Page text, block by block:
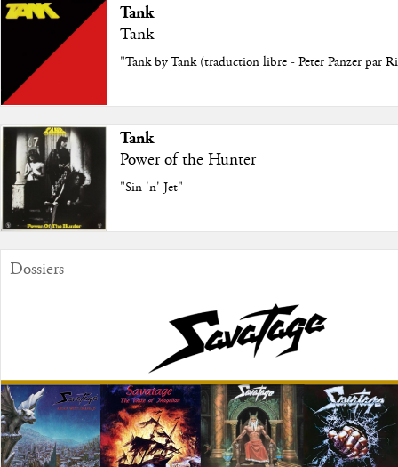
Tank
Tank
"Tank by Tank (traduction libre - Peter Panzer par
Tank
Power of the Hunter
"Sin 'n' Jet"
Dossiers